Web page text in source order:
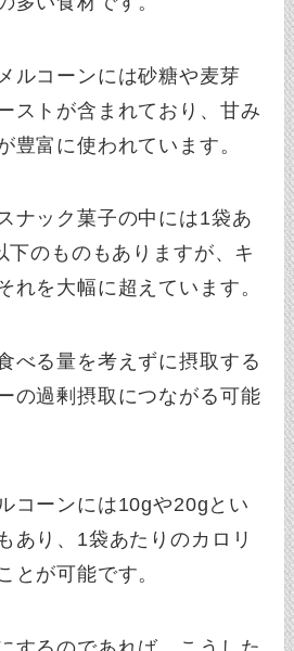
ルコーンには砂糖や麦芽
ストが含まれており、甘み
豊富に使われています。
ナック菓子の中には1袋あ
下のものもありますが、キ
れを大幅に超えています。
べる量を考えずに摂取する
の過剰摂取につながる可能
コーンには10gや20gとい
あり、1袋あたりのカロリ
とが可能です。